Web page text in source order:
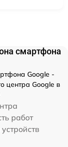
смартфона
Google -
центра Google в
работ